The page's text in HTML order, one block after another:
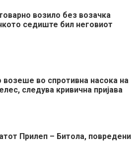
возило без возачка
седиште бил неговиот
во спротивна насока на
следува кривична пријава
Прилеп – Битола, повредени